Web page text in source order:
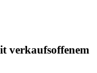
verkaufsoffenem